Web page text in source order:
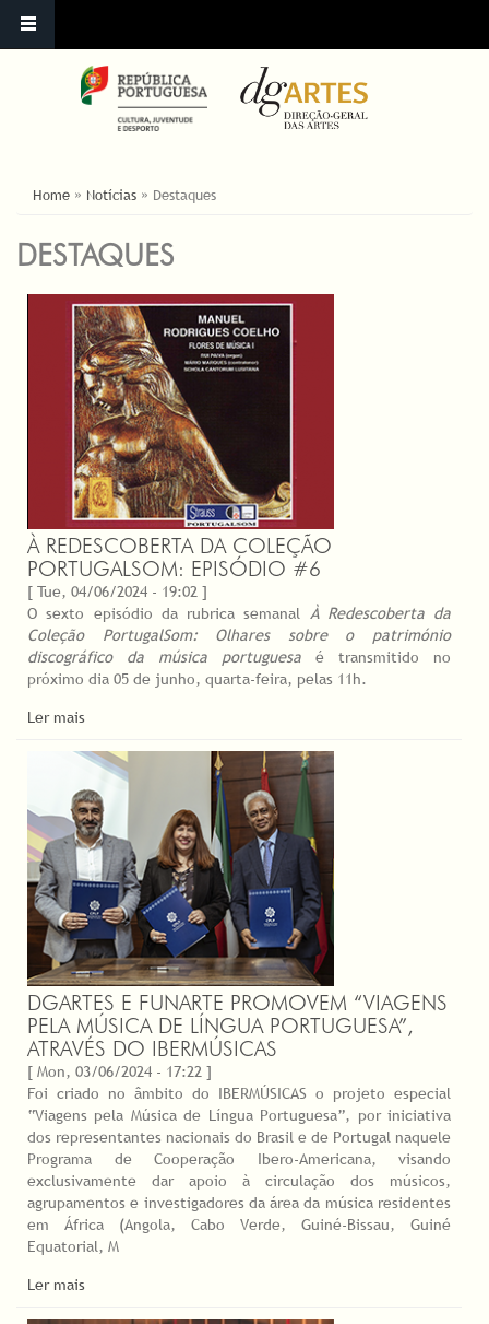
YOU ARE HERE
Home » Notícias » Destaques
DESTAQUES
À REDESCOBERTA DA COLEÇÃO
PORTUGALSOM: EPISÓDIO #6
[ Tue, 04/06/2024 - 19:02 ]
O sexto episódio da rubrica semanal À Redescoberta da
Coleção PortugalSom: Olhares sobre o património
discográfico da música portuguesa é transmitido no
próximo dia 05 de junho, quarta-feira, pelas 11h.
Ler mais
DGARTES E FUNARTE PROMOVEM “VIAGENS
PELA MÚSICA DE LÍNGUA PORTUGUESA”,
ATRAVÉS DO IBERMÚSICAS
[ Mon, 03/06/2024 - 17:22 ]
Foi criado no âmbito do IBERMÚSICAS o projeto especial
“Viagens pela Música de Língua Portuguesa”, por iniciativa
dos representantes nacionais do Brasil e de Portugal naquele
Programa de Cooperação Ibero-Americana, visando
exclusivamente dar apoio à circulação dos músicos,
agrupamentos e investigadores da área da música residentes
em África (Angola, Cabo Verde, Guiné-Bissau, Guiné
Equatorial, M
Ler mais